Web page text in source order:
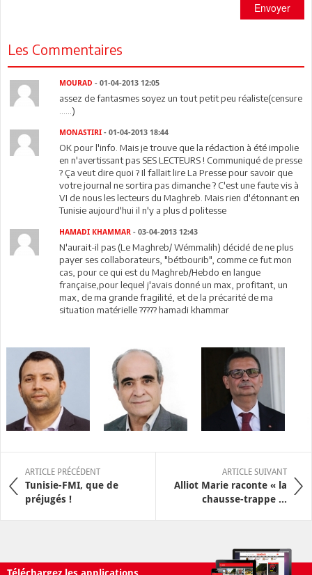
Envoyer
Les Commentaires
MOURAD - 01-04-2013 12:05
assez de fantasmes soyez un tout petit peu réaliste(censure
......)
MONASTIRI - 01-04-2013 18:44
OK pour l'info. Mais je trouve que la rédaction à été impolie
en n'avertissant pas SES LECTEURS ! Communiqué de presse
? Ça veut dire quoi ? Il fallait lire La Presse pour savoir que
votre journal ne sortira pas dimanche ? C'est une faute vis à
VI de nous les lecteurs du Maghreb. Mais rien d'étonnant en
Tunisie aujourd'hui il n'y a plus d politesse
HAMADI KHAMMAR - 03-04-2013 12:43
N'aurait-il pas (Le Maghreb/ Wémmalih) décidé de ne plus
payer ses collaborateurs, "bétbourib", comme ce fut mon
cas, pour ce qui est du Maghreb/Hebdo en langue
française,pour lequel j'avais donné un max, profitant, un
max, de ma grande fragilité, et de la précarité de ma
situation matérielle ????? hamadi khammar
ARTICLE PRÉCÉDENT
Tunisie-FMI, que de
préjugés !
ARTICLE SUIVANT
Alliot Marie raconte « la
chausse-trappe ...